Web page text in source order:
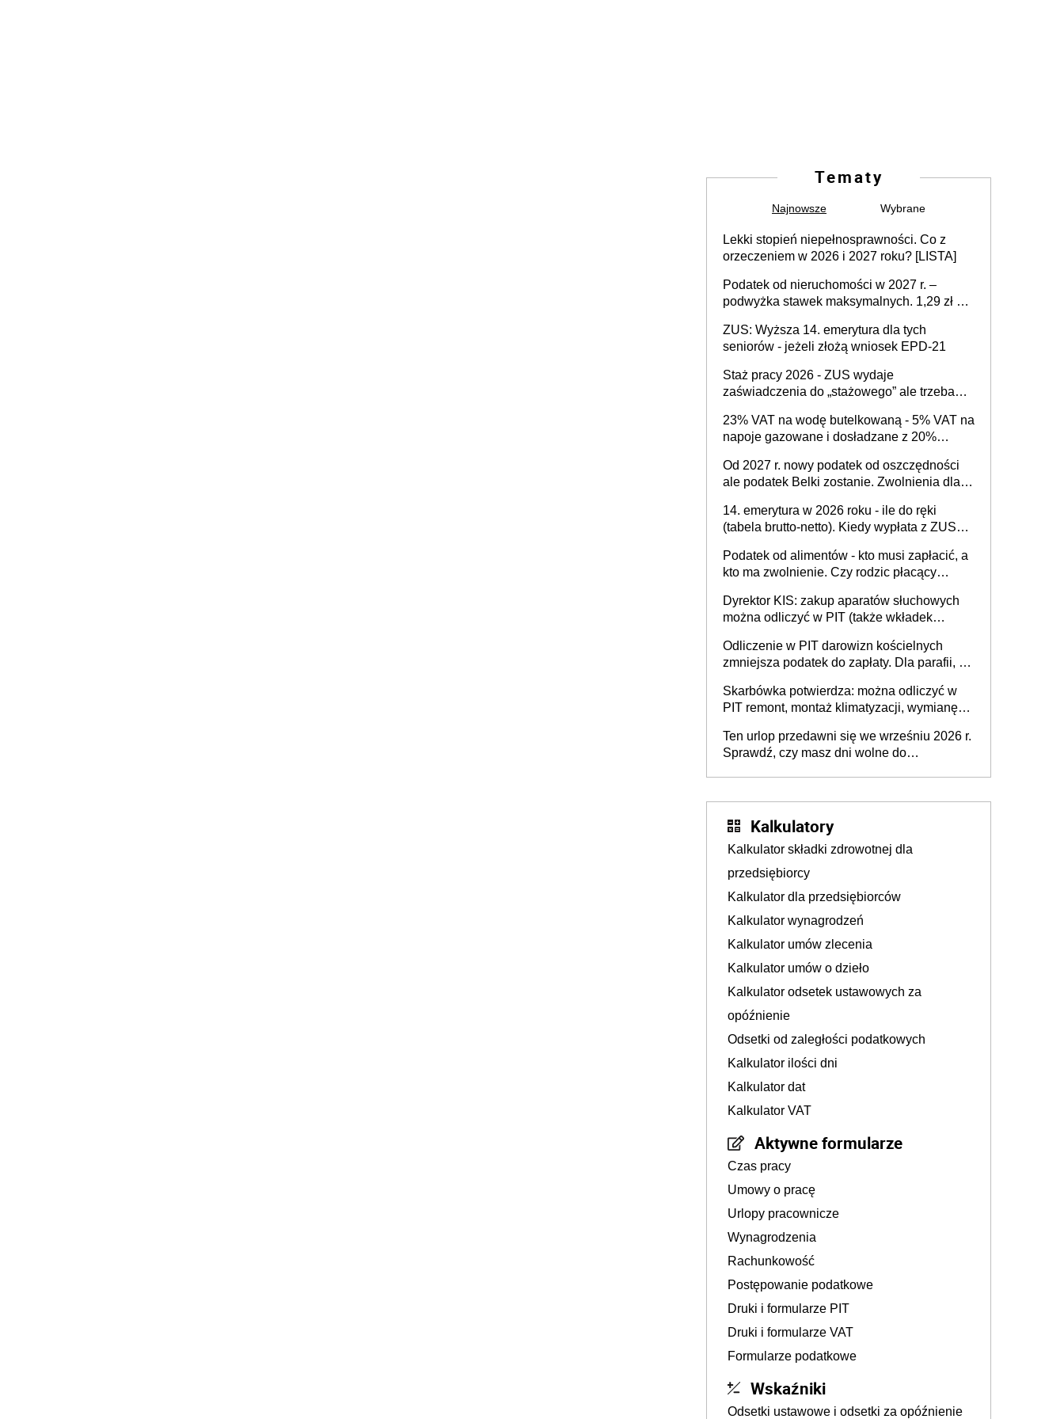
Tematy
Najnowsze Wybrane
Lekki stopień niepełnosprawności. Co z
orzeczeniem w 2026 i 2027 roku? [LISTA]
Podatek od nieruchomości w 2027 r. –
podwyżka stawek maksymalnych. 1,29 zł za
budynków i lokali związanych z
prowadzeniem działalności gospodarczej
ZUS: Wyższa 14. emerytura dla tych
seniorów - jeżeli złożą wniosek EPD-21
Staż pracy 2026 - ZUS wydaje
zaświadczenia do „stażowego” ale trzeba
sprzed 1999 roku). Jak odebrać
zaświadczenie z ZUS?
23% VAT na wodę butelkowaną - 5% VAT na
napoje gazowane i dosładzane z 20%
podatkowy dyskryminuje wodę a nie
niezdrowe napoje?
Od 2027 r. nowy podatek od oszczędności
ale podatek Belki zostanie. Zwolnienia dla
tys. zł - w zależności od rodzaju aktywów
(lokaty, obligacje, czy akcje, fundusze
inwestycyjne)
14. emerytura w 2026 roku - ile do ręki
(tabela brutto-netto). Kiedy wypłata z ZUS?
rencie rodzinnej?
Podatek od alimentów - kto musi zapłacić, a
kto ma zwolnienie. Czy rodzic płacący
Dyrektor KIS: zakup aparatów słuchowych
można odliczyć w PIT (także wkładek
orzeczona niepełnosprawność
Odliczenie w PIT darowizn kościelnych
zmniejsza podatek do zapłaty. Dla parafii, na
mediów promujących kult religijny
Skarbówka potwierdza: można odliczyć w
PIT remont, montaż klimatyzacji, wymianę
AGD - w celu przystosowania mieszkania
dla potrzeb niepełnosprawnego
Ten urlop przedawni się we wrześniu 2026 r.
Sprawdź, czy masz dni wolne do
Kalkulatory
Kalkulator składki zdrowotnej dla
przedsiębiorcy
Kalkulator dla przedsiębiorców
Kalkulator wynagrodzeń
Kalkulator umów zlecenia
Kalkulator umów o dzieło
Kalkulator odsetek ustawowych za
opóźnienie
Odsetki od zaległości podatkowych
Kalkulator ilości dni
Kalkulator dat
Kalkulator VAT
Aktywne formularze
Czas pracy
Umowy o pracę
Urlopy pracownicze
Wynagrodzenia
Rachunkowość
Postępowanie podatkowe
Druki i formularze PIT
Druki i formularze VAT
Formularze podatkowe
Wskaźniki
Odsetki ustawowe i odsetki za opóźnienie